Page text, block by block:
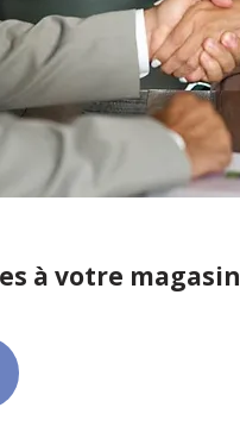
à votre magasin